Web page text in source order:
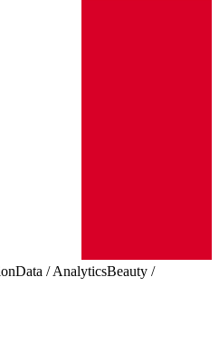
Data / AnalyticsBeauty /